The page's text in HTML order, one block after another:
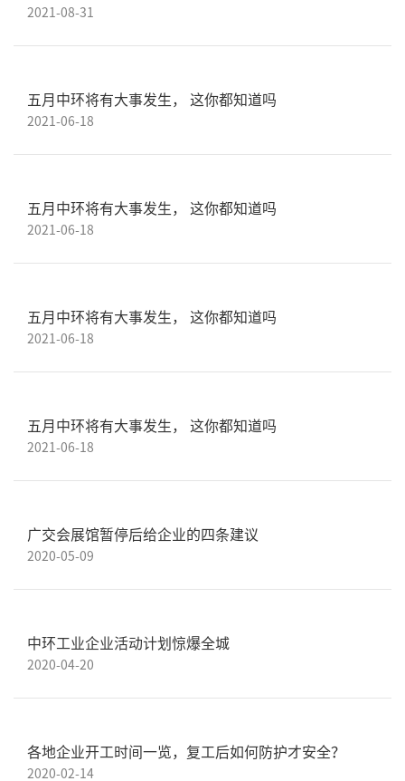
2021-08-31
五月中环将有大事发生， 这你都知道吗
2021-06-18
五月中环将有大事发生， 这你都知道吗
2021-06-18
五月中环将有大事发生， 这你都知道吗
2021-06-18
五月中环将有大事发生， 这你都知道吗
2021-06-18
广交会展馆暂停后给企业的四条建议
2020-05-09
中环工业企业活动计划惊爆全城
2020-04-20
各地企业开工时间一览，复工后如何防护才安全？
2020-02-14